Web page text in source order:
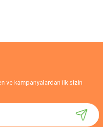
ve kampanyalardan ilk sizin